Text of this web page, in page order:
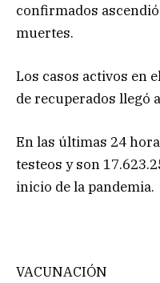
confirmados
muertes.
Los casos activos en
de recuperados llegó
En las últimas 24
testeos y son
inicio de la pandemia.
VACUNACIÓN